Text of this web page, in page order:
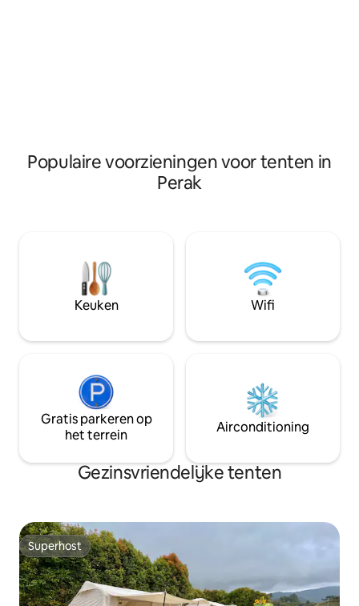
Populaire voorzieningen voor tenten in
Perak
Keuken Wifi
Gratis parkeren op
het terrein
Airconditioning
Gezinsvriendelijke tenten
Superhost
Superhost